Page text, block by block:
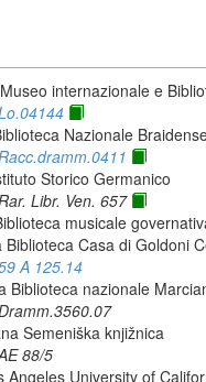
internazionale e
Nazionale
Storico Germanico
Libr. Ven. 657
musicale
Biblioteca Casa di Goldoni
A 125.14
Biblioteca nazionale
Semeniška knjižnica
88/5
Angeles University of